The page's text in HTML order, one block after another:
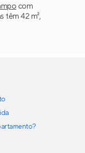
com
têm 42 m²,